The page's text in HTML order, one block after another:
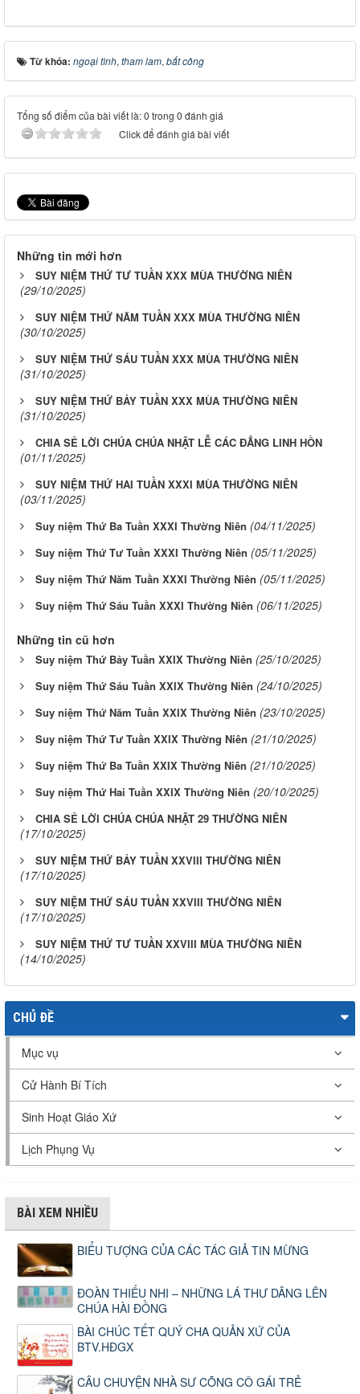
Từ khóa: ngoại tình, tham lam, bất công
Tổng số điểm của bài viết là: 0 trong 0 đánh giá
Click để đánh giá bài viết
Những tin mới hơn
SUY NIỆM THỨ TƯ TUẦN XXX MÙA THƯỜNG NIÊN
(29/10/2025)
SUY NIỆM THỨ NĂM TUẦN XXX MÙA THƯỜNG NIÊN
(30/10/2025)
SUY NIỆM THỨ SÁU TUẦN XXX MÙA THƯỜNG NIÊN
(31/10/2025)
SUY NIỆM THỨ BẢY TUẦN XXX MÙA THƯỜNG NIÊN
(31/10/2025)
CHIA SẺ LỜI CHÚA CHÚA NHẬT LỄ CÁC ĐẲNG LINH HỒN
(01/11/2025)
SUY NIỆM THỨ HAI TUẦN XXXI MÙA THƯỜNG NIÊN
(03/11/2025)
Suy niệm Thứ Ba Tuần XXXI Thường Niên (04/11/2025)
Suy niệm Thứ Tư Tuần XXXI Thường Niên (05/11/2025)
Suy niệm Thứ Năm Tuần XXXI Thường Niên (05/11/2025)
Suy niệm Thứ Sáu Tuần XXXI Thường Niên (06/11/2025)
Những tin cũ hơn
Suy niệm Thứ Bảy Tuần XXIX Thường Niên (25/10/2025)
Suy niệm Thứ Sáu Tuần XXIX Thường Niên (24/10/2025)
Suy niệm Thứ Năm Tuần XXIX Thường Niên (23/10/2025)
Suy niệm Thứ Tư Tuần XXIX Thường Niên (21/10/2025)
Suy niệm Thứ Ba Tuần XXIX Thường Niên (21/10/2025)
Suy niệm Thứ Hai Tuần XXIX Thường Niên (20/10/2025)
CHIA SẺ LỜI CHÚA CHÚA NHẬT 29 THƯỜNG NIÊN
(17/10/2025)
SUY NIỆM THỨ BẢY TUẦN XXVIII THƯỜNG NIÊN
(17/10/2025)
SUY NIỆM THỨ SÁU TUẦN XXVIII THƯỜNG NIÊN
(17/10/2025)
SUY NIỆM THỨ TƯ TUẦN XXVIII MÙA THƯỜNG NIÊN
(14/10/2025)
CHỦ ĐỀ
Mục vụ
Cử Hành Bí Tích
Sinh Hoạt Giáo Xứ
Lịch Phụng Vụ
BÀI XEM NHIỀU
BIỂU TƯỢNG CỦA CÁC TÁC GIẢ TIN MỪNG
ĐOÀN THIẾU NHI – NHỮNG LÁ THƯ DÂNG LÊN
CHÚA HÀI ĐỒNG
BÀI CHÚC TẾT QUÝ CHA QUẢN XỨ CỦA
BTV.HĐGX
CÂU CHUYỆN NHÀ SƯ CÕNG CÔ GÁI TRẺ